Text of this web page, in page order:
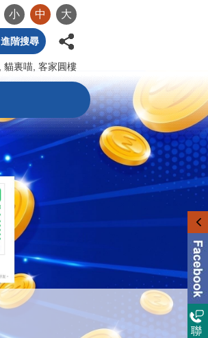
小 中 大
進階搜尋
貓裏喵 客家圓樓
聯